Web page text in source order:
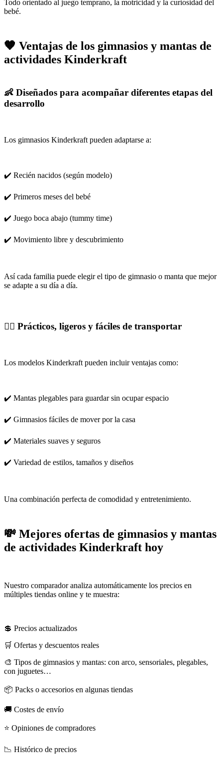
Todo orientado al juego temprano, la motricidad y la curiosidad del
bebé.
🧡 Ventajas de los gimnasios y mantas de
actividades Kinderkraft
👶 Diseñados para acompañar diferentes etapas del
desarrollo
Los gimnasios Kinderkraft pueden adaptarse a:
✔️ Recién nacidos (según modelo)
✔️ Primeros meses del bebé
✔️ Juego boca abajo (tummy time)
✔️ Movimiento libre y descubrimiento
Así cada familia puede elegir el tipo de gimnasio o manta que mejor
se adapte a su día a día.
🚶‍♀️ Prácticos, ligeros y fáciles de transportar
Los modelos Kinderkraft pueden incluir ventajas como:
✔️ Mantas plegables para guardar sin ocupar espacio
✔️ Gimnasios fáciles de mover por la casa
✔️ Materiales suaves y seguros
✔️ Variedad de estilos, tamaños y diseños
Una combinación perfecta de comodidad y entretenimiento.
💸 Mejores ofertas de gimnasios y mantas
de actividades Kinderkraft hoy
Nuestro comparador analiza automáticamente los precios en
múltiples tiendas online y te muestra:
💲 Precios actualizados
🛒 Ofertas y descuentos reales
🎨 Tipos de gimnasios y mantas: con arco, sensoriales, plegables,
con juguetes…
📦 Packs o accesorios en algunas tiendas
🚚 Costes de envío
⭐ Opiniones de compradores
📉 Histórico de precios